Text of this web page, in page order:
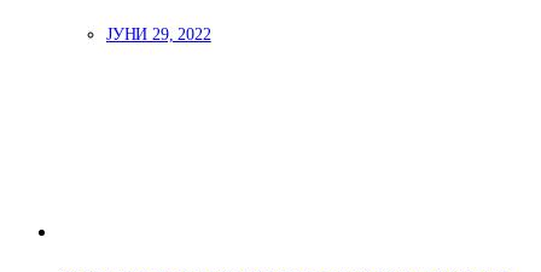
ЈУНИ 29, 2022